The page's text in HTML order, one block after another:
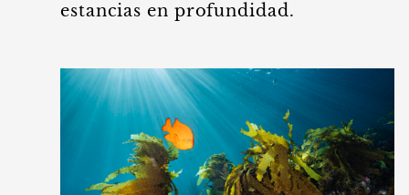
estancias en profundidad.